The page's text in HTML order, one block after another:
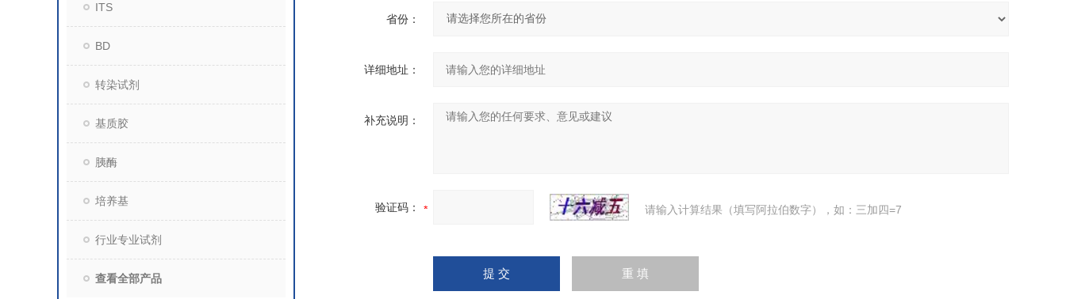
ITS
BD
转染试剂
基质胶
胰酶
培养基
行业专业试剂
查看全部产品
省份：
详细地址：
补充说明：
验证码： 请输入计算结果（填写阿拉伯数字），如：三加四=7